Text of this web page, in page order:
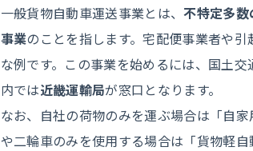
一般貨物自動車運送事業とは、不特定多
事業のことを指します。宅配便事業者や
な例です。この事業を始めるには、国土
内では近畿運輸局が窓口となります。
なお、自社の荷物のみを運ぶ場合は「自
や二輪車のみを使用する場合は「貨物軽